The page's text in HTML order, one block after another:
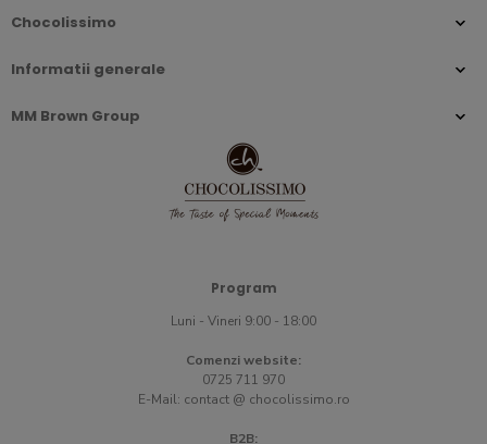
Chocolissimo
Informatii generale
MM Brown Group
Program
Luni - Vineri 9:00 - 18:00
Comenzi website:
0725 711 970
E-Mail: contact @ chocolissimo.ro
B2B: